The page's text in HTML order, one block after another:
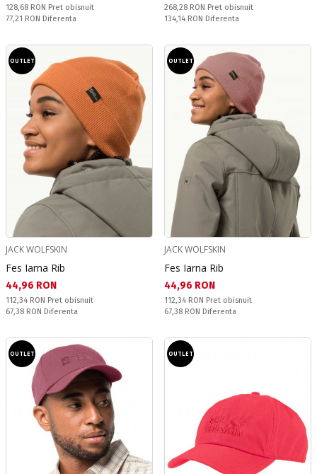
Pret obisnuit:
128,68 RON Pret obisnuit
Спестявате:
77,21 RON Diferenta
Pret obisnuit:
268,28 RON Pret obisnuit
Спестявате:
134,14 RON Diferenta
OUTLET
JACK WOLFSKIN
Fes Iarna Rib
Текуща цена:
44,96 RON
Pret obisnuit:
112,34 RON Pret obisnuit
Спестявате:
67,38 RON Diferenta
OUTLET
JACK WOLFSKIN
Fes Iarna Rib
Текуща цена:
44,96 RON
Pret obisnuit:
112,34 RON Pret obisnuit
Спестявате:
67,38 RON Diferenta
OUTLET OUTLET